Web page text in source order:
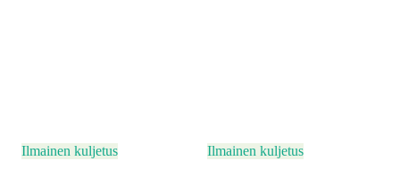
Ilmainen kuljetus Ilmainen kuljetus